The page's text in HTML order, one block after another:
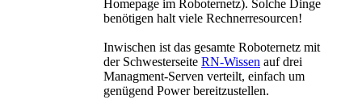
Homepage im Roboternetz). Solche Dinge
benötigen halt viele Rechnerresourcen!
Inwischen ist das gesamte Roboternetz mit
der Schwesterseite RN-Wissen auf drei
Managment-Serven verteilt, einfach um
genügend Power bereitzustellen.